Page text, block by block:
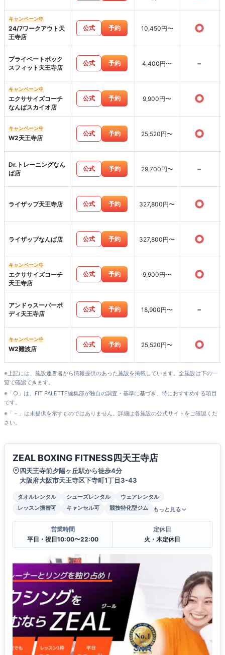
キャンペーン中
24/7ワークアウト天
王寺店
公式 予約 10,450円〜 ○
プライベートボック
スフィット天王寺店
公式 予約 4,400円〜 -
キャンペーン中
エクササイズコーチ
なんばスカイオ店
公式 予約 9,900円〜 ○
キャンペーン中
W2天王寺店
公式 予約 25,520円〜 ○
Dr.トレーニングなん
ば店
公式 予約 29,700円〜 -
ライザップ天王寺店 公式 予約 327,800円〜 ○
ライザップなんば店 公式 予約 327,800円〜 ○
キャンペーン中
エクササイズコーチ
天王寺店
公式 予約 9,900円〜 ○
アンドゥスーパーボ
ディ天王寺店
公式 予約 18,900円〜 -
キャンペーン中
W2難波店
公式 予約 25,520円〜 ○
※上記には、施設運営者から情報提供のあった施設を掲載しています。全施設は下の一
覧で確認できます。
※「○」は、FIT PALETTE編集部が独自の調査・基準に基づき、特におすすめする項目
です。
※「－」は未提供を示すものではありません。詳細は各施設の公式サイトをご確認くだ
さい。
ZEAL BOXING FITNESS四天王寺店
四天王寺前夕陽ヶ丘駅から徒歩4分
大阪府大阪市天王寺区下寺町1丁目3-43
タオルレンタル シューズレンタル
ウェアレンタル
レッスン振替可
キャンセル可 競技特化型ジム もっと見る
営業時間
平日・祝日10:00〜22:00
定休日
火・木定休日